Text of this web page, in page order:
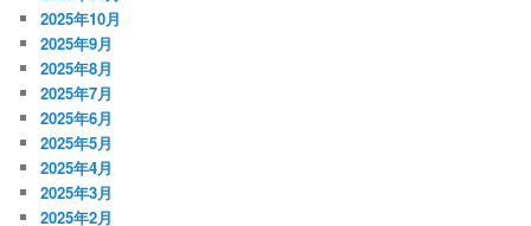
2025年10月
2025年9月
2025年8月
2025年7月
2025年6月
2025年5月
2025年4月
2025年3月
2025年2月